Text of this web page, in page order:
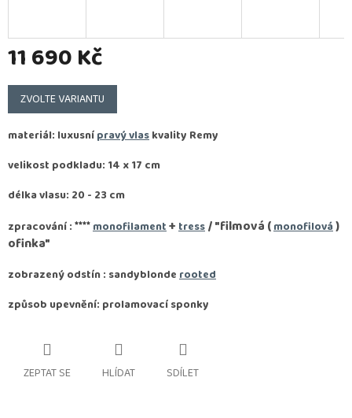
11 690 Kč
Měrná
cena:
ZVOLTE VARIANTU
materiál: luxusnípravý vlaskvality Remy
velikost podkladu: 14 x 17 cm
délka vlasu: 20 - 23 cm
zpracování :****monofilament+tress/ "filmová (monofilová)
ofinka"
zobrazený odstín : sandyblonderooted
způsob upevnění: prolamovací sponky
ZEPTAT SE HLÍDAT SDÍLET